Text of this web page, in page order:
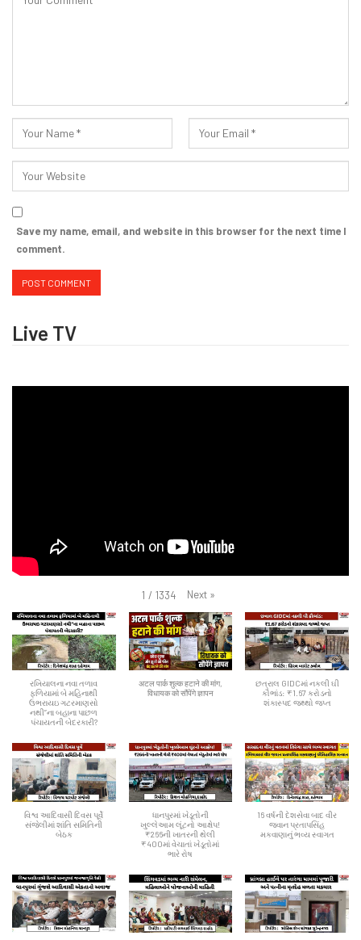
Save my name, email, and website in this browser for the next time I
comment.
Live TV
1 / 1334 Next »
રખિયાલના નવા તળાવ
ફળિયામાં બે મહિનાથી
ઉભરાયઇ ગટરમાણસો
નથી”ના બહાના પાછળ
પંચાયતની બેદરકારી?
अटल पार्क शुल्क हटाने की मांग,
विधायक को सौंपेंगे ज्ञापन
છત્રાલ GIDCમાં નકલી ઘી
કૌભાંડ: ₹1.67 કરોડનો
શંકાસ્પદ જથ્થો જપ્ત
વિશ્વ આદિવાસી દિવસ પૂર્વે
સંજેલીમાં શાંતિ સમિતિની
બેઠક
ધાનપુરમાં ખેડૂતોની
ખુલ્લેઆમ લૂંટનો આક્ષેપ!
₹266ની ખાતરની થેલી
₹400માં વેચાતાં ખેડૂતોમાં
ભારે રોષ
16 વર્ષની દેશસેવા બાદ વીર
જવાન પ્રતાપસિંહ
મકવાણાનું ભવ્ય સ્વાગત